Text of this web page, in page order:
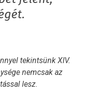
tekintsünk XIV.
nemcsak az
lesz.